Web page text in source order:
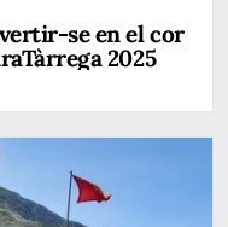
se en el cor
2025